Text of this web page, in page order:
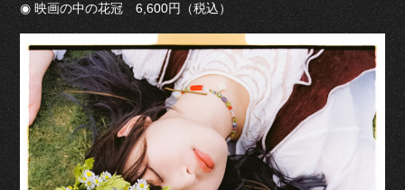
◉ 映画の中の花冠 6,600円（税込）